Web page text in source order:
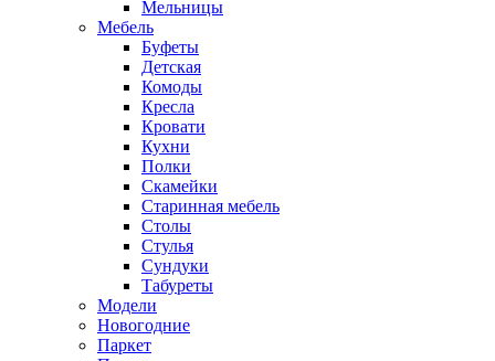
Мельницы
Мебель
Буфеты
Детская
Комоды
Кресла
Кровати
Кухни
Полки
Скамейки
Старинная мебель
Столы
Стулья
Сундуки
Табуреты
Модели
Новогодние
Паркет